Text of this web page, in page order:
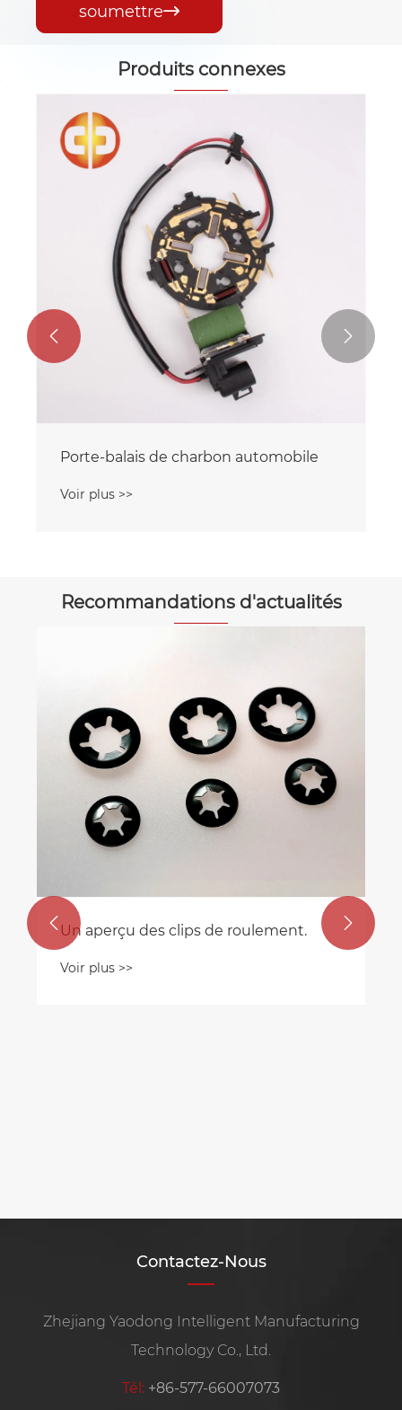
soumettre
Produits connexes
Plaque de brosse en carbone pour
 
Recommandations d'actualités
de matériel industriel et leurs
matériaux courants ?
Voir plus >>
 
Contactez-Nous
Zhejiang Yaodong Intelligent Manufacturing
Technology Co., Ltd.
Tél: +86-577-66007073